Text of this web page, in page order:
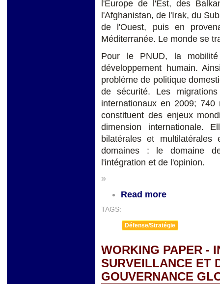
l'Europe de l'Est, des
l'Afghanistan, de l'Irak, du
de l'Ouest, puis en
Méditerranée. Le monde se
Pour le PNUD, la
développement humain.
problème de politique
de sécurité. Les
internationaux en 2009;
constituent des enjeux
dimension internationale.
bilatérales et
domaines : le domaine
l'intégration et de l'opinion.
»
Read more
TAGS:
Défense/Stratégie
WORKING PAPER -
SURVEILLANCE ET
GOUVERNANCE